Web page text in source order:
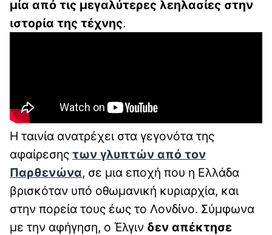
μία από τις μεγαλύτερες λεηλασίες στην
ιστορία της τέχνης.
Η ταινία ανατρέχει στα γεγονότα της
αφαίρεσης των γλυπτών από τον
Παρθενώνα, σε μια εποχή που η Ελλάδα
βρισκόταν υπό οθωμανική κυριαρχία, και
στην πορεία τους έως το Λονδίνο. Σύμφωνα
με την αφήγηση, ο Έλγιν δεν απέκτησε